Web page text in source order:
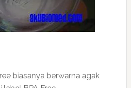
biasanya berwarna agak